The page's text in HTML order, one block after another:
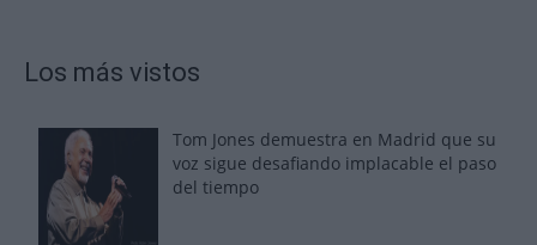
Los más vistos
Tom Jones demuestra en Madrid que su
voz sigue desafiando implacable el paso
del tiempo